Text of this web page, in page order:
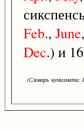
Feb., June,
Dec.) и
(Словарь нумизмата: